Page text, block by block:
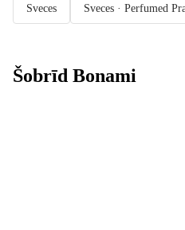
Sveces Sveces · Perfumed
Šobrīd Bonami